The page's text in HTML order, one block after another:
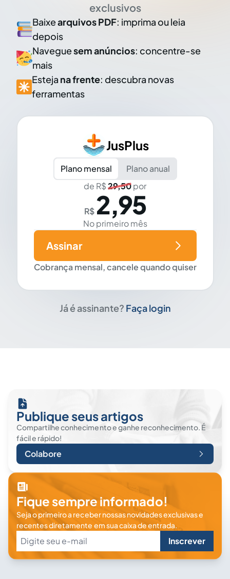
exclusivos
Baixearquivos PDF: imprima ou leia
depois
Naveguesem anúncios: concentre-se
mais
Esteja na frente: descubra novas
ferramentas
JusPlus
Plano mensal
Plano anual
de R$29,50por
R$ 2,95
No primeiro mês
Cobrança mensal, cancele quando quiser
Assinar
Já é assinante? Faça login
Publique seus artigos
Compartilhe conhecimento e ganhe reconhecimento. É
fácil e rápido!
Colabore
Fique sempre informado!
Seja o primeiro a receber nossas novidades exclusivas e
recentes diretamente em sua caixa de entrada.
Inscrever